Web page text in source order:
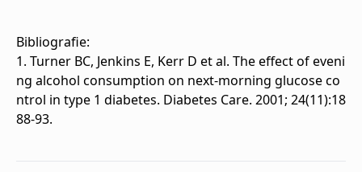
Bibliografie:
1. Turner BC, Jenkins E, Kerr D et al. The effect of eveni
ng alcohol consumption on next-morning glucose co
ntrol in type 1 diabetes. Diabetes Care. 2001; 24(11):18
88-93.